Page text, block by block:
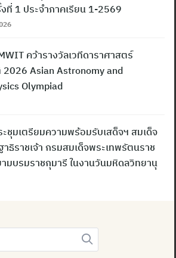
ที่ 1 ประจำภาคเรียน 1-2569
คว้ารางวัลเวทีดาราศาสตร์
2026 Asian Astronomy and
Olympiad
ะชุมเตรียมความพร้อมรับเสด็จฯ สมเด็จ
ธิราชเจ้า กรมสมเด็จพระเทพรัตนราช
มบรมราชกุมารี ในงานวันมหิดลวิทยานุ